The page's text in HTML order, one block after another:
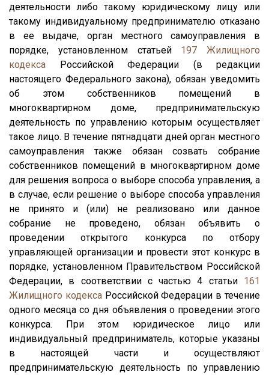
деятельности либо такому юридическому лицу или
такому индивидуальному предпринимателю отказано
в ее выдаче, орган местного самоуправления в
порядке, установленном статьей 197
Жилищного
кодекса Российской Федерации (в редакции
настоящего Федерального закона), обязан уведомить
об этом собственников помещений в
многоквартирном доме, предпринимательскую
деятельность по управлению которым осуществляет
такое лицо. В течение пятнадцати дней орган местного
самоуправления также обязан созвать собрание
собственников помещений в многоквартирном доме
для решения вопроса о выборе способа управления, а
в случае, если решение о выборе способа управления
не принято и (или) не реализовано или данное
собрание не проведено, обязан объявить о
проведении открытого конкурса по отбору
управляющей организации и провести этот конкурс в
порядке, установленном Правительством Российской
Федерации, в соответствии с частью 4 статьи 161
Жилищного кодексаРоссийской Федерации в течение
одного месяца со дня объявления о проведении этого
конкурса. При этом юридическое лицо или
индивидуальный предприниматель, которые указаны
в настоящей части и осуществляют
предпринимательскую деятельность по управлению